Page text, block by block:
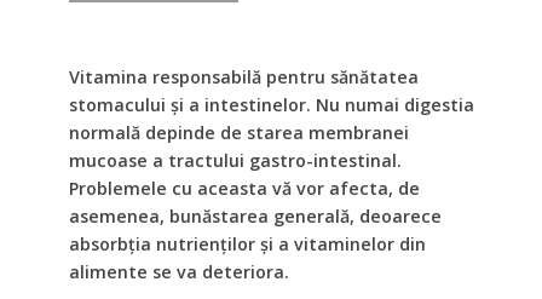
Vitamina responsabilă pentru sănătatea
stomacului și a intestinelor. Nu numai digestia
normală depinde de starea membranei
mucoase a tractului gastro-intestinal.
Problemele cu aceasta vă vor afecta, de
asemenea, bunăstarea generală, deoarece
absorbția nutrienților și a vitaminelor din
alimente se va deteriora.